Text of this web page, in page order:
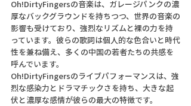
Oh!DirtyFingersの音楽は、ガレージパンクの濃
厚なバックグラウンドを持ちつつ、世界の音楽の
影響も受けており、強烈なリズムと裸の力を持
っています。彼らの歌詞は個人的な色合いと時代
性を兼ね備え、多くの中国の若者たちの共感を
呼んでいます。
Oh!DirtyFingersのライブパフォーマンスは、強
烈な感染力とドラマチックさを持ち、大きな起
伏と濃厚な感情が彼らの最大の特徴です。